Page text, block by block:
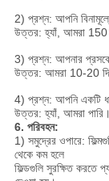
2) প্রশ্ন: আপনি
উত্তর: হ্যাঁ, আমরা 150
3) প্রশ্ন: আপনার
উত্তর: আমরা 10-20
4) প্রশ্ন: আপনি একটি
উত্তর: হ্যাঁ, আমরা পারি।
6. পরিবহন:
1) সমুদ্রের ওপারে:
থেকে কম হলে
ফিল্ডগুলি সুরক্ষিত করতে